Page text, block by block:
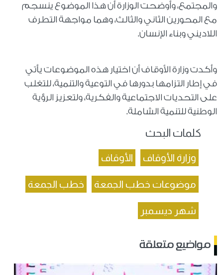
والمجتمع، وأوضحت الوزارة أن هذا الموضوع ينسجم
مع المحورين الثاني والثالث، وهما مواجهة التطرف
اللاديني وبناء الإنسان.
وأكدت وزارة الأوقاف أن اختيار هذه الموضوعات يأتي
في إطار التزامها بدورها في التوعية والتنمية، للتغلب
على التحديات الاجتماعية والفكرية، ولتعزيز الرؤية
الوطنية للتنمية الشاملة.
كلمات البحث
وزارة الأوقاف الأوقاف
موضوعات خطب الجمعة خطب الجمعة
شهر ديسمبر
مواضيع متعلقة